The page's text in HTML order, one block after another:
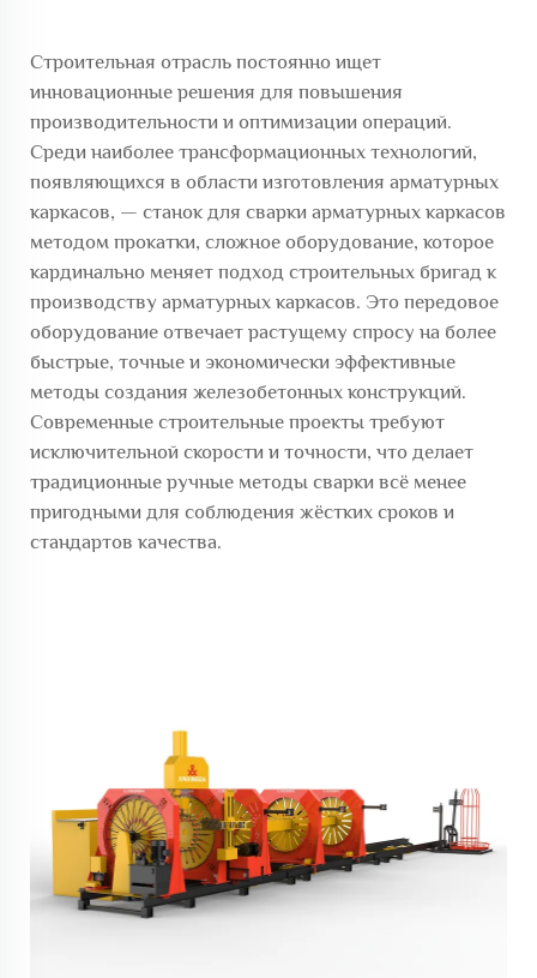
Строительная отрасль постоянно ищет
инновационные решения для повышения
производительности и оптимизации операций.
Среди наиболее трансформационных технологий,
появляющихся в области изготовления арматурных
каркасов, — станок для сварки арматурных каркасов
методом прокатки, сложное оборудование, которое
кардинально меняет подход строительных бригад к
производству арматурных каркасов. Это передовое
оборудование отвечает растущему спросу на более
быстрые, точные и экономически эффективные
методы создания железобетонных конструкций.
Современные строительные проекты требуют
исключительной скорости и точности, что делает
традиционные ручные методы сварки всё менее
пригодными для соблюдения жёстких сроков и
стандартов качества.